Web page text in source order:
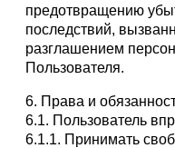
предотвращению
последствий,
разглашением
Пользователя.
6. Права и
6.1. Пользователь
6.1.1. Принимать